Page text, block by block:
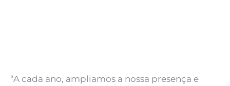
“A cada ano, ampliamos a nossa presença e